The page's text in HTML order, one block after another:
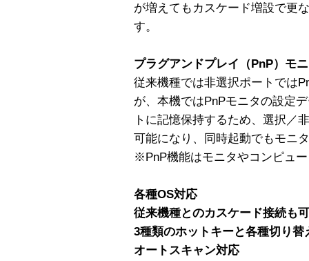
が増えてもカスケード増設で更
す。
プラグアンドプレイ（PnP）モ
従来機種では非選択ポートでは
が、本機ではPnPモニタの設定
トに記憶保持するため、選択／
可能になり、同時起動でもモニ
※PnP機能はモニタやコンピュ
各種OS対応
従来機種とのカスケード接続も
3種類のホットキーと各種切り替
オートスキャン対応